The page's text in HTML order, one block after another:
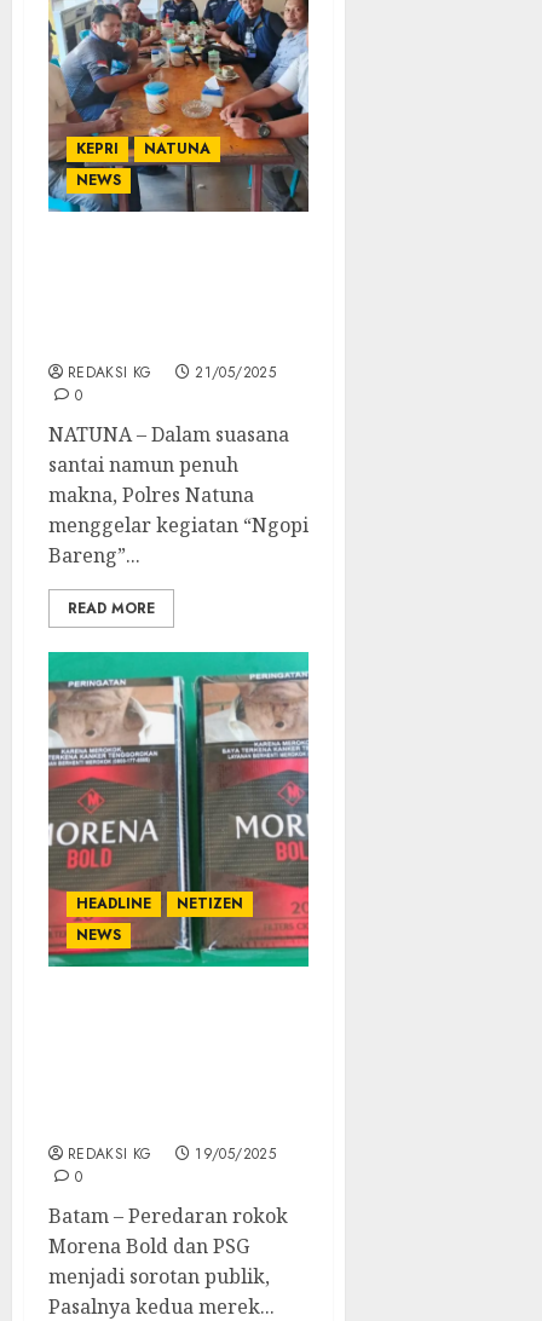
KEPRI
NATUNA
NEWS
REDAKSI KG
21/05/2025
0
NATUNA – Dalam suasana
santai namun penuh
makna, Polres Natuna
menggelar kegiatan “Ngopi
Bareng”...
READ MORE
HEADLINE
NETIZEN
NEWS
REDAKSI KG
19/05/2025
0
Batam – Peredaran rokok
Morena Bold dan PSG
menjadi sorotan publik,
Pasalnya kedua merek...